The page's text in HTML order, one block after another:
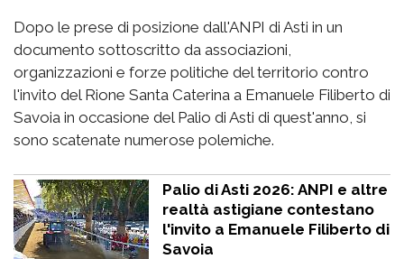
Dopo le prese di posizione dall'ANPI di Asti in un
documento sottoscritto da associazioni,
organizzazioni e forze politiche del territorio contro
l'invito del Rione Santa Caterina a Emanuele Filiberto di
Savoia in occasione del Palio di Asti di quest'anno, si
sono scatenate numerose polemiche.
Palio di Asti 2026: ANPI e altre
realtà astigiane contestano
l'invito a Emanuele Filiberto di
Savoia